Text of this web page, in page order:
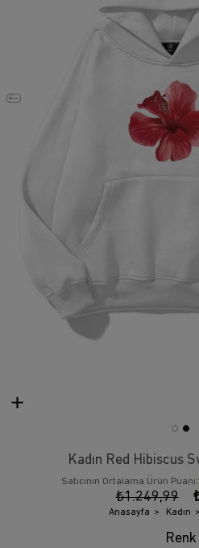
Kadın Red Hibiscus
Satıcının Ortalama Ürün Puanı:
₺1.249,99
Anasayfa Kadın